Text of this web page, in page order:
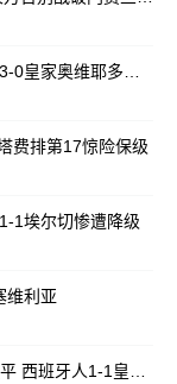
费排第17惊险保级
1埃尔切惨遭降级
维利亚